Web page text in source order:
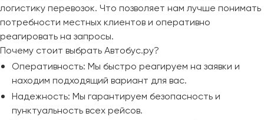
логистику перевозок. Что позволяет нам лучше понимать
потребности местных клиентов и оперативно
реагировать на запросы.
Почему стоит выбрать Автобус.ру?
Оперативность: Мы быстро реагируем на заявки и
находим подходящий вариант для вас.
Надежность: Мы гарантируем безопасность и
пунктуальность всех рейсов.